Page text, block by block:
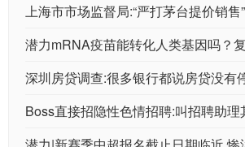
上海市市场监督局:“严打茅台提价销售